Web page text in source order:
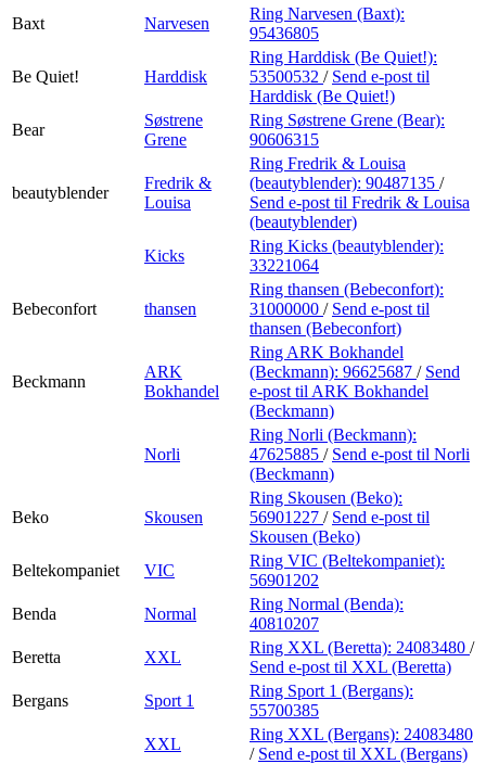
Baxt
Narvesen
Ring Narvesen (Baxt):
95436805
Be Quiet! Harddisk
Ring Harddisk (Be Quiet!):
53500532 / Send e-post til
Harddisk (Be Quiet!)
Bear
Søstrene
Grene
Ring Søstrene Grene (Bear):
90606315
beautyblender
Fredrik &
Louisa
Ring Fredrik & Louisa
(beautyblender): 90487135 /
Send e-post til Fredrik & Louisa
(beautyblender)
Kicks
Ring Kicks (beautyblender):
33221064
Bebeconfort thansen
Ring thansen (Bebeconfort):
31000000 / Send e-post til
thansen (Bebeconfort)
Beckmann
ARK
Bokhandel
Ring ARK Bokhandel
(Beckmann): 96625687 / Send
e-post til ARK Bokhandel
(Beckmann)
Norli
Ring Norli (Beckmann):
47625885 / Send e-post til Norli
(Beckmann)
Beko Skousen
Ring Skousen (Beko):
56901227 / Send e-post til
Skousen (Beko)
Beltekompaniet
VIC
Ring VIC (Beltekompaniet):
56901202
Benda
Normal
Ring Normal (Benda):
40810207
Beretta
XXL
Ring XXL (Beretta): 24083480 /
Send e-post til XXL (Beretta)
Bergans
Sport 1
Ring Sport 1 (Bergans):
55700385
XXL
Ring XXL (Bergans): 24083480
/ Send e-post til XXL (Bergans)